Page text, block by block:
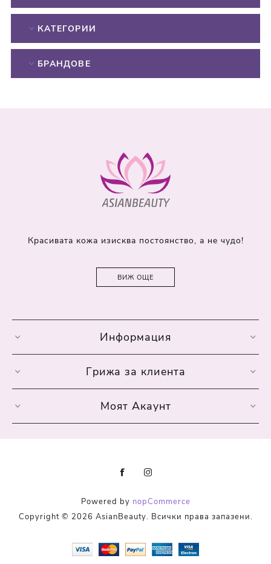
КАТЕГОРИИ
БРАНДОВЕ
Красивата кожа изисква постоянство, а не чудо!
ВИЖ ОЩЕ
Информация
Грижа за клиента
Моят Акаунт
Powered by nopCommerce
Copyright © 2026 AsianBeauty. Всички права запазени.